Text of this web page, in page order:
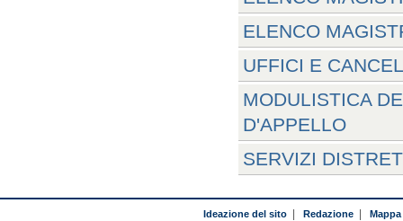
ELENCO
UFFICI E
MODULISTICA
D'APPELLO
SERVIZI
Ideazione del sito| Redazione|